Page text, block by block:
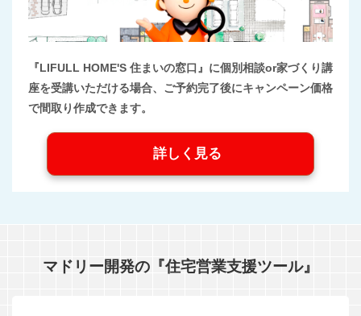
『LIFULL HOME'S 住まいの窓口』に個別相談or家づくり講
座を受講いただける場合、ご予約完了後にキャンペーン価格
で間取り作成できます。
詳しく見る
マドリー開発の『住宅営業支援ツール』